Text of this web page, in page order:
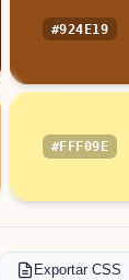
#924E19
#FFF09E
Exportar CSS